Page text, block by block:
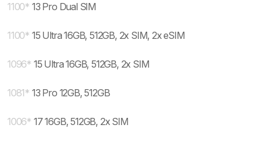
1100* 13 Pro Dual SIM
1100* 15 Ultra 16GB, 512GB, 2x SIM, 2x eSIM
1096* 15 Ultra 16GB, 512GB, 2x SIM
1081* 13 Pro 12GB, 512GB
1006* 17 16GB, 512GB, 2x SIM